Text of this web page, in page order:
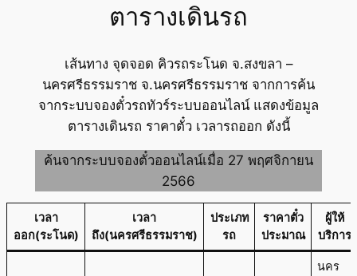
ตารางเดินรถ
เส้นทาง จุดจอด คิวรถระโนด จ.สงขลา –
นครศรีธรรมราช จ.นครศรีธรรมราช จากการค้น
จากระบบจองตั๋วรถทัวร์ระบบออนไลน์ แสดงข้อมูล
ตารางเดินรถ ราคาตั๋ว เวลารถออก ดังนี้
ค้นจากระบบจองตั๋วออนไลน์เมื่อ 27 พฤศจิกายน
2566
เวลา
ออก(ระโนด)
เวลา
ถึง(นครศรีธรรมราช)
ประเภท
รถ
ราคาตั๋ว
ประมาณ
ผู้ให้
บริการ
นคร